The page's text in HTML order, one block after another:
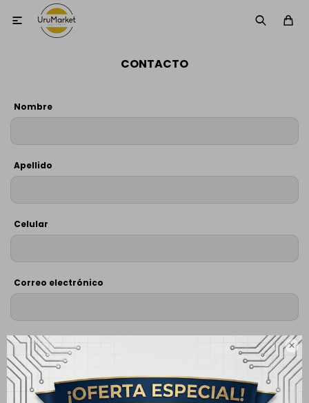


CONTACTO
Nombre
Apellido
Celular
Correo electrónico
Mensaje